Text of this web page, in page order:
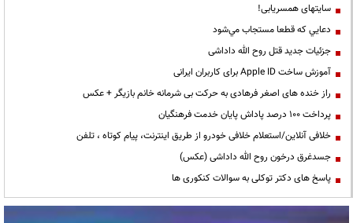
سایتهای همسریابی!
دعايي كه قطعا مستجاب مي‌شود
جزئیات جدید قتل روح الله داداشی
آموزش ساخت Apple ID برای کاربران ایرانی
راز خنده های اصغر فرهادی به حرکت بی شرمانه خانم بازیگر + عکس
پرداخت ۱۰۰ درصد پاداش پایان خدمت فرهنگیان
خلافی آنلاین/استعلام خلافی خودرو از طریق اینترنت، پیام کوتاه ، تلفن
جسدغرق درخون روح الله داداشی (عکس)
پاسخ های دکتر توکلی به سوالات کنکوری ها